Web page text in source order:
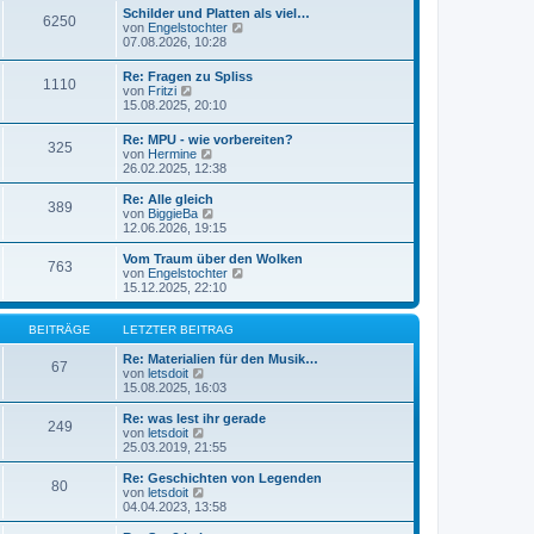
t
r
r
B
e
i
r
a
g
e
s
t
e
r
B
i
t
r
a
g
6250
Schilder und Platten als viel…
von Engelstochter
s
r
B
t
07.08.2026, 10:28
1110
Re: Fragen zu Spliss
von Fritzi
e
e
s
t
e
r
B
e
i
t
r
a
g
15.08.2025, 20:10
325
Re: MPU - wie vorbereiten?
von Hermine
e
u
t
B
e
i
t
r
a
g
26.02.2025, 12:38
389
Re: Alle gleich
von BiggieBa
e
u
e
s
t
r
B
e
r
12.06.2026, 19:15
763
Vom Traum über den Wolken
von Engelstochter
u
e
t
e
e
i
15.12.2025, 22:10
BEITRÄGE LETZTER BEITRAG
67
Re: Materialien für den Musik…
von letsdoit
e
u
e
t
r
B
e
i
15.08.2025, 16:03
249
Re: was lest ihr gerade
von letsdoit
e
u
e
t
25.03.2019, 21:55
80
Re: Geschichten von Legenden
von letsdoit
e
u
04.04.2023, 13:58